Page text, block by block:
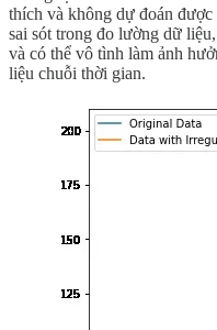
thích và không dự đoán
sai sót trong đo lường dữ
và có thể vô tình làm ảnh
liệu chuỗi thời gian.